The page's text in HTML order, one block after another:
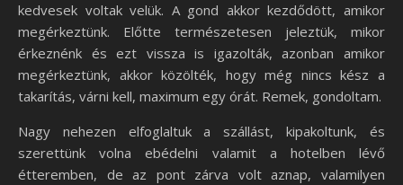
kedvesek voltak velük. A gond akkor kezdődött, amikor
megérkeztünk. Előtte természetesen jeleztük, mikor
érkeznénk és ezt vissza is igazolták, azonban amikor
megérkeztünk, akkor közölték, hogy még nincs kész a
takarítás, várni kell, maximum egy órát. Remek, gondoltam.
Nagy nehezen elfoglaltuk a szállást, kipakoltunk, és
szerettünk volna ebédelni valamit a hotelben lévő
étteremben, de az pont zárva volt aznap, valamilyen